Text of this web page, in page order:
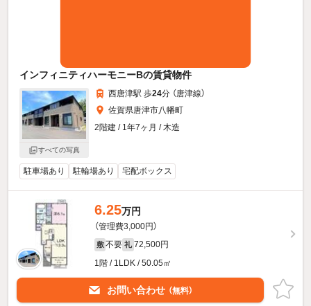
インフィニティハーモニーBの賃貸物件
すべての写真
西唐津駅 歩24分 （唐津線）
佐賀県唐津市八幡町
2階建 / 1年7ヶ月 / 木造
駐車場あり 駐輪場あり 宅配ボックス
6.25万円
（管理費3,000円）
敷 不要 礼 72,500円
1階 / 1LDK / 50.05㎡
お問い合わせ （無料）